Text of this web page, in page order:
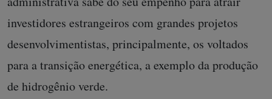
investidores estrangeiros com grandes projetos
desenvolvimentistas, principalmente, os voltados
para a transição energética, a exemplo da produção
de hidrogênio verde.